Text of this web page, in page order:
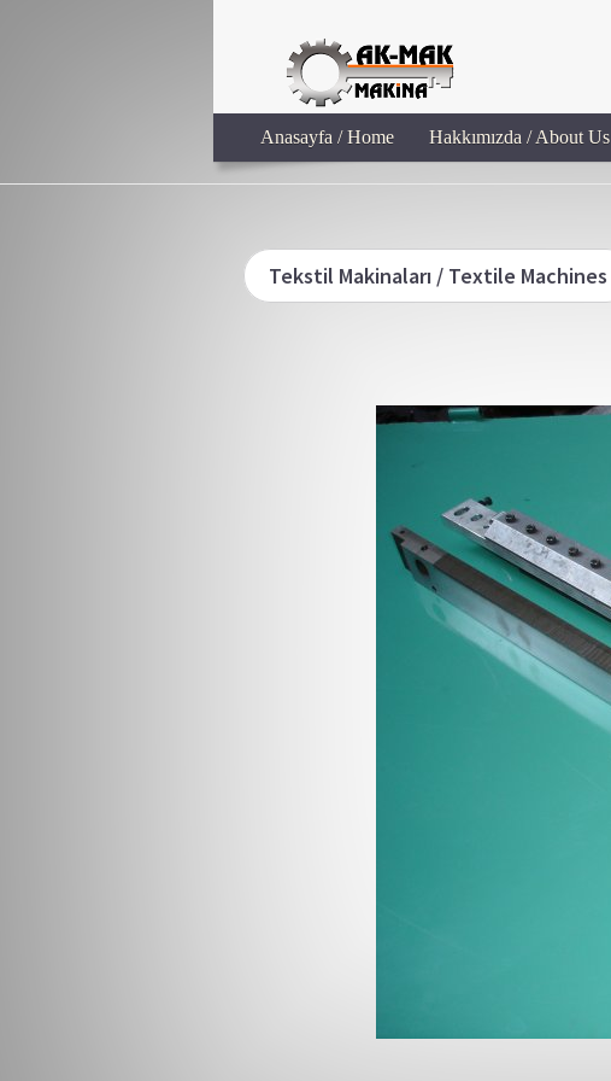
Anasayfa / Home Hakkımızda / About Us
Tekstil Makinaları / Textile Machines